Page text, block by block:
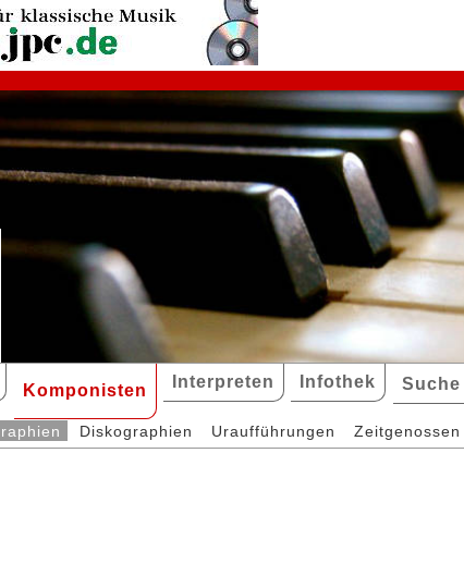
Komponisten Interpreten Infothek Suche
Diskographien Uraufführungen Zeitgenossen